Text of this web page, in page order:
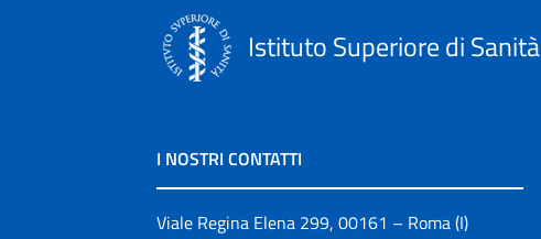
Istituto Superiore di Sanità
I NOSTRI CONTATTI
Viale Regina Elena 299, 00161 – Roma (I)